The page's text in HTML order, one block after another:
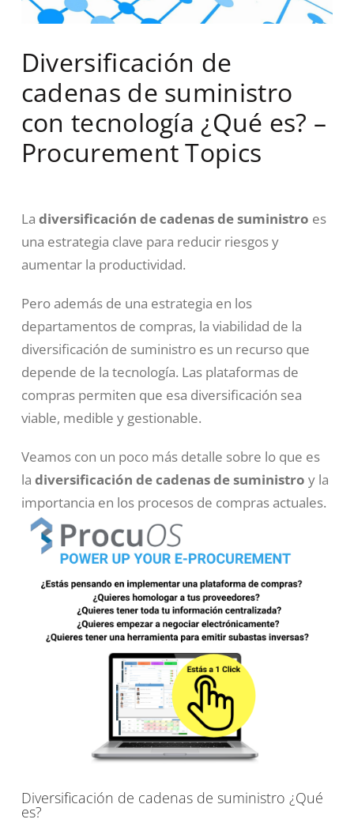
Diversificación de
cadenas de suministro
con tecnología ¿Qué es? –
Procurement Topics
La diversificación de cadenas de suministro es
una estrategia clave para reducir riesgos y
aumentar la productividad.
Pero además de una estrategia en los
departamentos de compras, la viabilidad de la
diversificación de suministro es un recurso que
depende de la tecnología. Las plataformas de
compras permiten que esa diversificación sea
viable, medible y gestionable.
Veamos con un poco más detalle sobre lo que es
la diversificación de cadenas de suministro y la
importancia en los procesos de compras actuales.
Diversificación de cadenas de suministro ¿Qué
es?